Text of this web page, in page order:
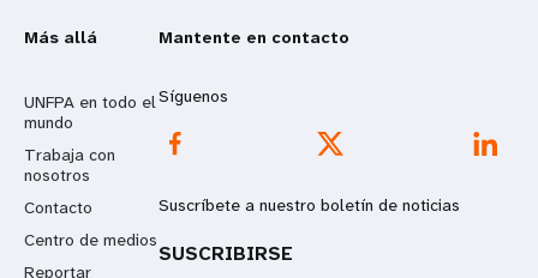
Más allá
UNFPA en todo el
mundo
Trabaja con
nosotros
Contacto
Centro de medios
Reportar
Mantente en contacto
Síguenos
Suscríbete a nuestro boletín de noticias
SUSCRIBIRSE